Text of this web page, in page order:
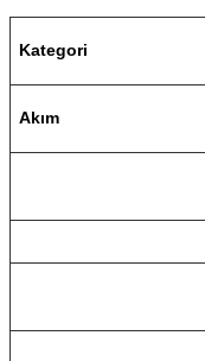
Kategori
Akım